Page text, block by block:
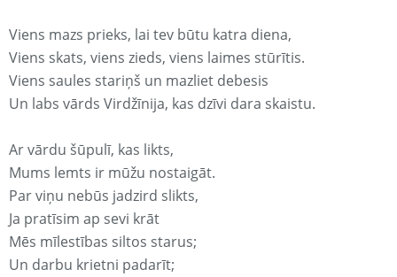
Viens mazs prieks, lai tev būtu katra diena,
Viens skats, viens zieds, viens laimes stūrītis.
Viens saules stariņš un mazliet debesis
Un labs vārds Virdžīnija, kas dzīvi dara skaistu.
Ar vārdu šūpulī, kas likts,
Mums lemts ir mūžu nostaigāt.
Par viņu nebūs jadzird slikts,
Ja pratīsim ap sevi krāt
Mēs mīlestības siltos starus;
Un darbu krietni padarīt;